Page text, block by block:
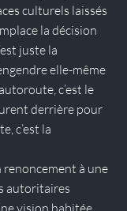
culturels laissés
la décision
juste la
elle-même
c’est le
derrière pour
c’est la
renoncement à une
autoritaires
vision habitée